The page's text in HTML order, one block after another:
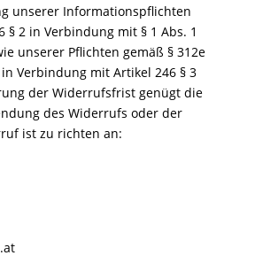
unserer Informationspflichten
§ 2 in Verbindung mit § 1 Abs. 1
unserer Pflichten gemäß § 312e
in Verbindung mit Artikel 246 § 3
der Widerrufsfrist genügt die
des Widerrufs oder der
ist zu richten an: